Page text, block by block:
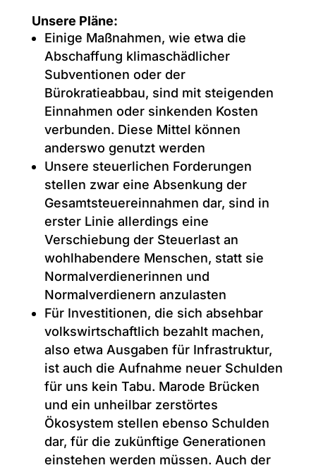
Unsere Pläne:
Einige Maßnahmen, wie etwa die
Abschaffung klimaschädlicher
Subventionen oder der
Bürokratieabbau, sind mit steigenden
Einnahmen oder sinkenden Kosten
verbunden. Diese Mittel können
anderswo genutzt werden
Unsere steuerlichen Forderungen
stellen zwar eine Absenkung der
Gesamtsteuereinnahmen dar, sind in
erster Linie allerdings eine
Verschiebung der Steuerlast an
wohlhabendere Menschen, statt sie
Normalverdienerinnen und
Normalverdienern anzulasten
Für Investitionen, die sich absehbar
volkswirtschaftlich bezahlt machen,
also etwa Ausgaben für Infrastruktur,
ist auch die Aufnahme neuer Schulden
für uns kein Tabu. Marode Brücken
und ein unheilbar zerstörtes
Ökosystem stellen ebenso Schulden
dar, für die zukünftige Generationen
einstehen werden müssen. Auch der